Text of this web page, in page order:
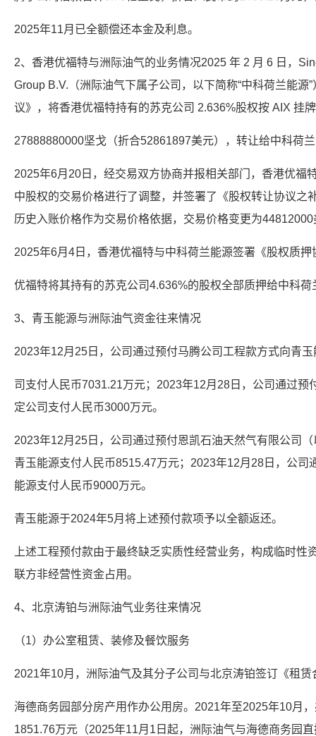
2025年11月已全额偿还本金及利息。
2、香港优福特与洲际油气的业务情况2025 年 2 月 6 日，
Group B.V.（洲际油气下属子公司，以下简称“中科荷兰能源
议》，将香港优福特持有的苏克公司 2.636%股权按 AIX 挂
27888880000坚戈（折合52861897美元），转让给中科荷
2025年6月20日，经交易双方协商并报相关部门，香港优福
中股权的交易价格进行了调整，并签署了《股权转让协议之
历史入账价格作为交易价格依据，交易价格变更为44812000
2025年6月4日，香港优福特与中科荷兰能源签署《股权质押
优福特将其持有的苏克公司4.636%的股权全部质押给中科
3、青玉能源与洲际油气资金往来情况
2023年12月25日，公司通过预付马腾公司工程款方式向青
司支付人民币7031.21万元；2023年12月28日，公司通过预
定公司支付人民币3000万元。
2023年12月25日，公司通过预付恩凯石油天然气有限公司（
青玉能源支付人民币8515.47万元；2023年12月28日，公司
能源支付人民币9000万元。
青玉能源于2024年5月将上述预付款项予以全额返还。
上述工程预付款由于最终缺乏实质性经营业务，构成临时性
联方非经营性资金占用。
4、北京涛铂与洲际油气业务往来情况
（1）办公室租赁、装修及餐饮服务
2021年10月，洲际油气及其分子公司与北京涛铂签订《租赁
海德商务园部分房产用作办公用房。2021年至2025年10月
1851.76万元（2025年11月1日起，洲际油气与海德商务园